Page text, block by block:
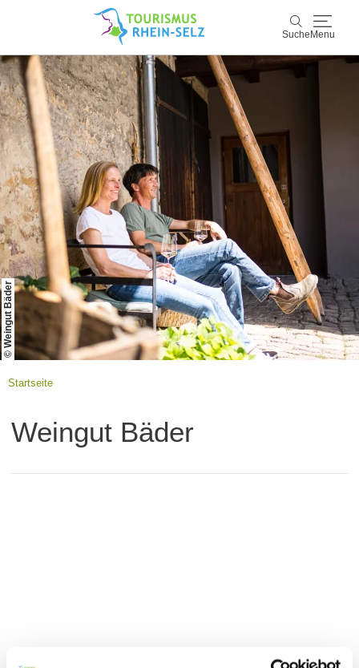
Suche Menu
Rhein-Selz
Entdecken & Erleben
Wein & Genuss
Kultur & Events
Buchen & Service
© Weingut Bäder
Startseite
Weingut Bäder